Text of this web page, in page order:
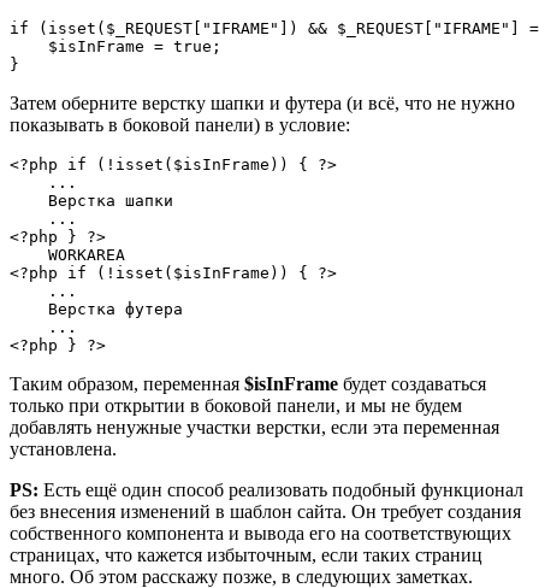
if (isset($_REQUEST["IFRAME"]) &&
    $isInFrame = true;
Затем оберните верстку шапки и футера (и всё, что не нужно
показывать в боковой панели) в условие:
<?php if (!isset($isInFrame)) { ?>
    ...
    Верстка шапки
    ...
<?php } ?>
    WORKAREA
<?php if (!isset($isInFrame)) { ?>
    ...
    Верстка футера
    ...
Таким образом, переменная $isInFrame будет создаваться
только при открытии в боковой панели, и мы не будем
добавлять ненужные участки верстки, если эта переменная
установлена.
PS: Есть ещё один способ реализовать подобный функционал
без внесения изменений в шаблон сайта. Он требует создания
собственного компонента и вывода его на соответствующих
страницах, что кажется избыточным, если таких страниц
много. Об этом расскажу позже, в следующих заметках.